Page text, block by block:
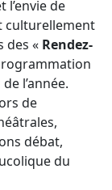
de
culturellement
des « Rendez-
l’année.
de
débat,
du